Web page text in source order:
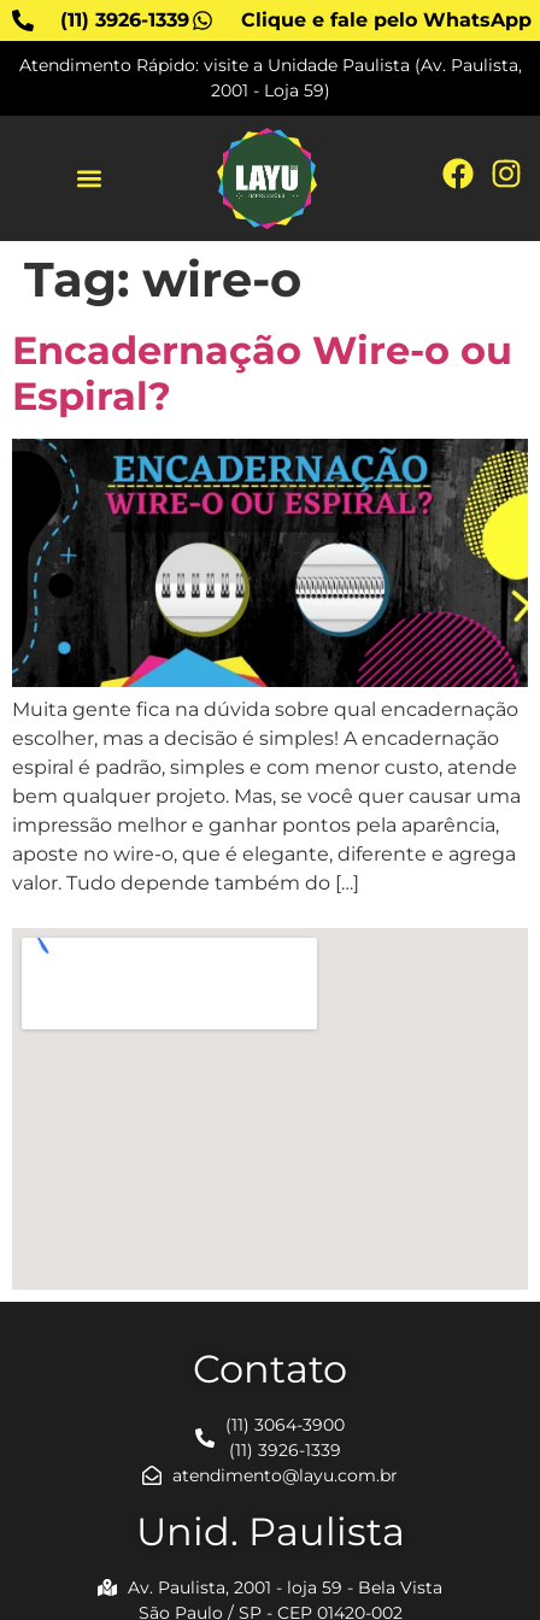
(11) 3926-1339 Clique e fale pelo WhatsApp
Atendimento Rápido: visite a Unidade Paulista (Av. Paulista,
2001 - Loja 59)
Tag: wire-o
Encadernação Wire-o ou
Espiral?
Muita gente fica na dúvida sobre qual encadernação
escolher, mas a decisão é simples! A encadernação
espiral é padrão, simples e com menor custo, atende
bem qualquer projeto. Mas, se você quer causar uma
impressão melhor e ganhar pontos pela aparência,
aposte no wire-o, que é elegante, diferente e agrega
valor. Tudo depende também do […]
Contato
(11) 3064-3900
(11) 3926-1339
atendimento@layu.com.br
Unid. Paulista
Av. Paulista, 2001 - loja 59 - Bela Vista
São Paulo / SP - CEP 01420-002